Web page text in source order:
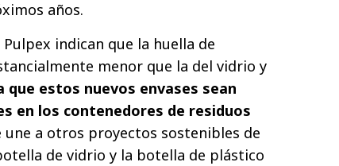
años.
indican que la huella de
menor que la del vidrio y
que estos nuevos envases sean
en los contenedores de residuos
une a otros proyectos sostenibles de
de vidrio y la botella de plástico